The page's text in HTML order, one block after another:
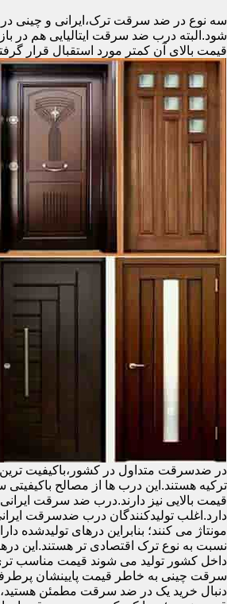
سه نوع در ضد سرقت ترک،ایرانی و چینی در
شود.البته درب ضد سرقت ایتالیایی هم در
قیمت بالای آن کمتر مورد استقبال قرار
در ضدسرقت متداول در کشور،باکیفیت
ترکیه هستند.این درب ها از مصالح باکیفیتی
قیمت بالایی نیز دارند.درب ضد سرقت
دارد.اغلب تولیدکنندگان درب ضدسرقت
مونتاژ می کنند؛ بنابراین درهای تولیدشده
نسبت به نوع ترک اقتصادی تر هستند.این
داخل کشور تولید می شوند قیمت مناسب
سرقت چینی به خاطر قیمت پایینشان
دنبال خرید یک در ضد سرقت مطمئن هستید،به